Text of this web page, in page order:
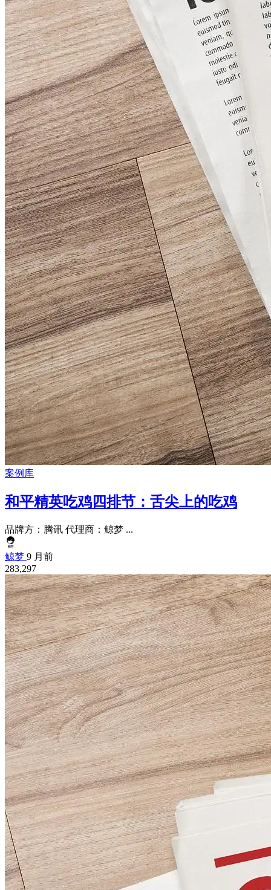
案例库
和平精英吃鸡四排节：舌尖上的吃鸡
品牌方：腾讯 代理商：鲸梦 ...
鲸梦 9 月前
283,297